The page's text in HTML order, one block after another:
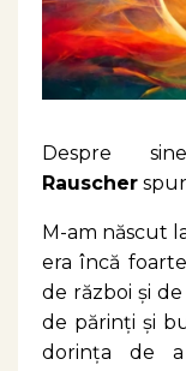
Despre sine
Rauscher
M-am născut
era încă
de război și
de părinți și
dorința de